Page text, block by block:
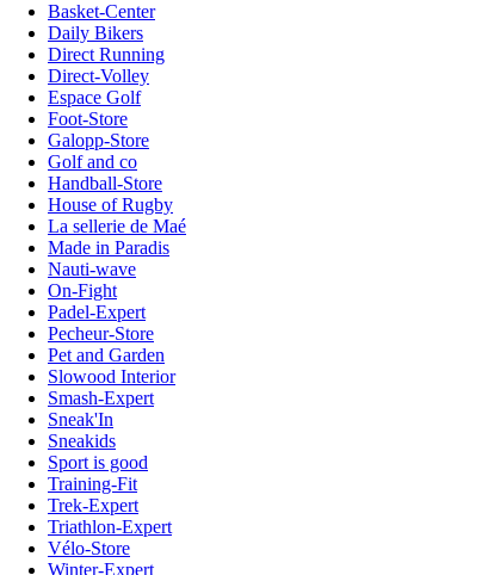
Basket-Center
Daily Bikers
Direct Running
Direct-Volley
Espace Golf
Foot-Store
Galopp-Store
Golf and co
Handball-Store
House of Rugby
La sellerie de Maé
Made in Paradis
Nauti-wave
On-Fight
Padel-Expert
Pecheur-Store
Pet and Garden
Slowood Interior
Smash-Expert
Sneak'In
Sneakids
Sport is good
Training-Fit
Trek-Expert
Triathlon-Expert
Vélo-Store
Winter-Expert